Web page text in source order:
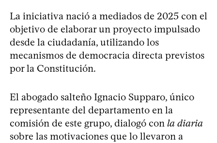
La iniciativa nació a mediados de 2025 con el
objetivo de elaborar un proyecto impulsado
desde la ciudadanía, utilizando los
mecanismos de democracia directa previstos
por la Constitución.
El abogado salteño Ignacio Supparo, único
representante del departamento en la
comisión de este grupo, dialogó con la diaria
sobre las motivaciones que lo llevaron a